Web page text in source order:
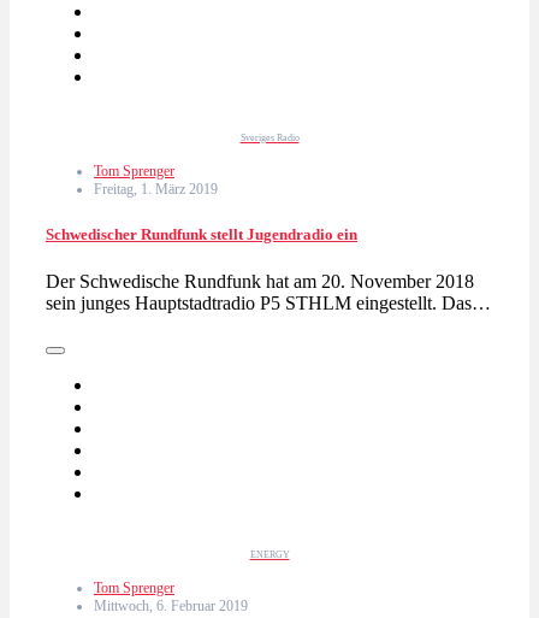
Sveriges Radio
Tom Sprenger
Freitag, 1. März 2019
Schwedischer Rundfunk stellt Jugendradio ein
Der Schwedische Rundfunk hat am 20. November 2018
sein junges Hauptstadtradio P5 STHLM eingestellt. Das…
ENERGY
Tom Sprenger
Mittwoch, 6. Februar 2019